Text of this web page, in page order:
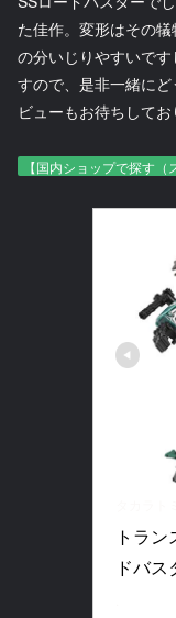
た佳作。変形はその
の分いじりやすいで
すので、是非一緒に
ビューもお待ちしてお
【国内ショップで探す（
トラ
ドバス